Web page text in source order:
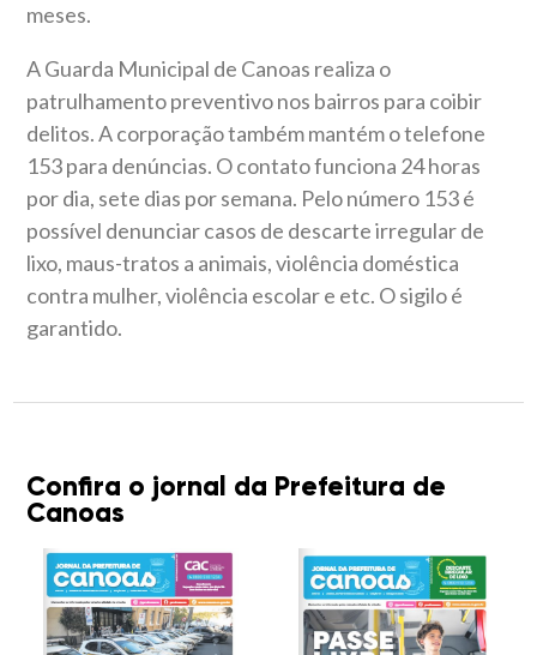
meses.
A Guarda Municipal de Canoas realiza o
patrulhamento preventivo nos bairros para coibir
delitos. A corporação também mantém o telefone
153 para denúncias. O contato funciona 24 horas
por dia, sete dias por semana. Pelo número 153 é
possível denunciar casos de descarte irregular de
lixo, maus-tratos a animais, violência doméstica
contra mulher, violência escolar e etc. O sigilo é
garantido.
Confira o jornal da Prefeitura de
Canoas